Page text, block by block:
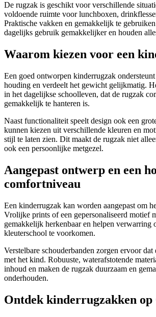
De rugzak is geschikt voor verschillende
voldoende ruimte voor lunchboxen,
Praktische vakken en gemakkelijk te
dagelijks gebruik gemakkelijker en houden
Waarom kiezen voor een
Een goed ontworpen kinderrugzak ondersteunt
houding en verdeelt het gewicht gelijkmatig.
in het dagelijkse schoolleven, dat de rugzak
gemakkelijk te hanteren is.
Naast functionaliteit speelt design ook een
kunnen kiezen uit verschillende kleuren en
stijl te laten zien. Dit maakt de rugzak niet
ook een persoonlijke metgezel.
Aangepast ontwerp en een
comfortniveau
Een kinderrugzak kan worden aangepast om
Vrolijke prints of een gepersonaliseerd motief
gemakkelijk herkenbaar en helpen verwarring
kleuterschool te voorkomen.
Verstelbare schouderbanden zorgen ervoor
met het kind. Robuuste, waterafstotende
inhoud en maken de rugzak duurzaam en
onderhouden.
Ontdek kinderrugzakken op